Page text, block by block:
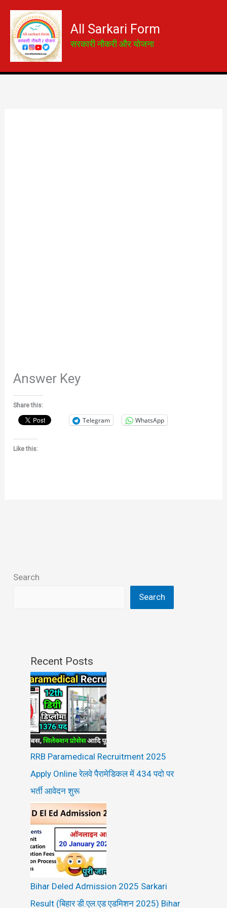
content
All Sarkari Form
सरकारी नौकरी और योजना
Answer Key
Share this:
Telegram WhatsApp
Like this:
Search
Search
Recent Posts
RRB Paramedical Recruitment 2025
Apply Online रेलवे पैरामेडिकल में 434 पदो पर
भर्ती आवेदन शुरू
Bihar Deled Admission 2025 Sarkari
Result (बिहार डी.एल.एड एडमिशन 2025) Bihar